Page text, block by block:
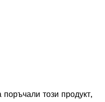
този продукт,